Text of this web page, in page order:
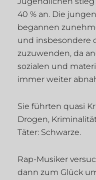
40 % an. Die
begannen
und insbesondere
zuzuwenden, da
sozialen und
immer weiter
Sie führten quasi
Drogen,
Täter: Schwarze.
Rap-Musiker
dann zum Glück